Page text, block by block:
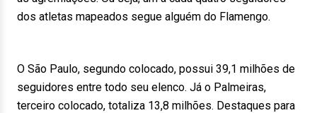
dos atletas mapeados segue alguém do Flamengo.
O São Paulo, segundo colocado, possui 39,1 milhões de
seguidores entre todo seu elenco. Já o Palmeiras,
terceiro colocado, totaliza 13,8 milhões. Destaques para